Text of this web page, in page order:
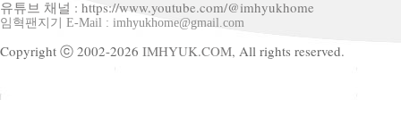
유튜브 채널 : https://www.youtube.com/@imhyukhome
임혁팬지기 E-Mail : imhyukhome@gmail.com
Copyright ⓒ 2002-2026 IMHYUK.COM, All rights reserved.